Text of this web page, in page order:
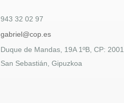
943 32 02 97
gabriel@cop.es
Duque de Mandas, 19A 1ºB, CP:
San Sebastián, Gipuzkoa